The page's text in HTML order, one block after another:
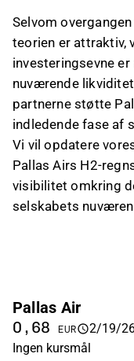
Selvom
teorien er attraktiv,
investeringsevne
nuværende
partnerne støtte
indledende fase af
Vi vil opdatere
Pallas Airs H2-
visibilitet omkring
selskabets
Pallas Air
0,68 EUR
2/19/
Ingen kursmål